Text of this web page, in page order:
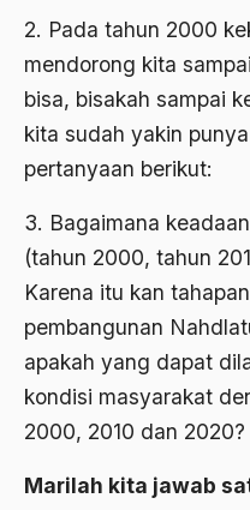
2. Pada tahun 2000
mendorong kita
bisa, bisakah sampai
kita sudah yakin
pertanyaan berikut:
3. Bagaimana
(tahun 2000, tahun
Karena itu kan
pembangunan
apakah yang dapat
kondisi masyarakat
2000, 2010 dan 2020?
Marilah kita jawab
1973
1971
Agama & Negara
Agama Asli
Agama Asli Indonesia
Agama dan Negara
Agama dan negaraa
Agama dan Pemerintah
Agama dan Politik
Agama dan Praktis
Agama Demokrasi
agama elitis